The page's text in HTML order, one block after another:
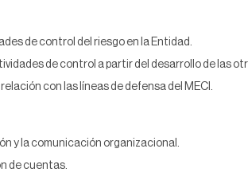
de control del riesgo en la Entidad.
de control a partir del desarrollo de las
con las líneas de defensa del MECI.
y la comunicación organizacional.
de cuentas.